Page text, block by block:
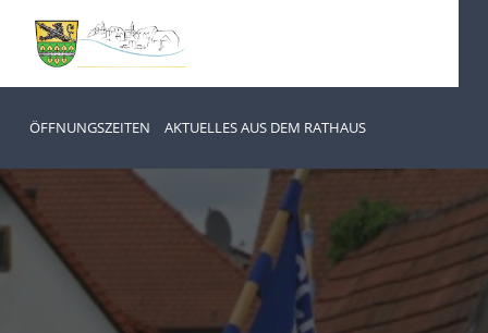
ÖFFNUNGSZEITEN AKTUELLES AUS DEM RATHAUS